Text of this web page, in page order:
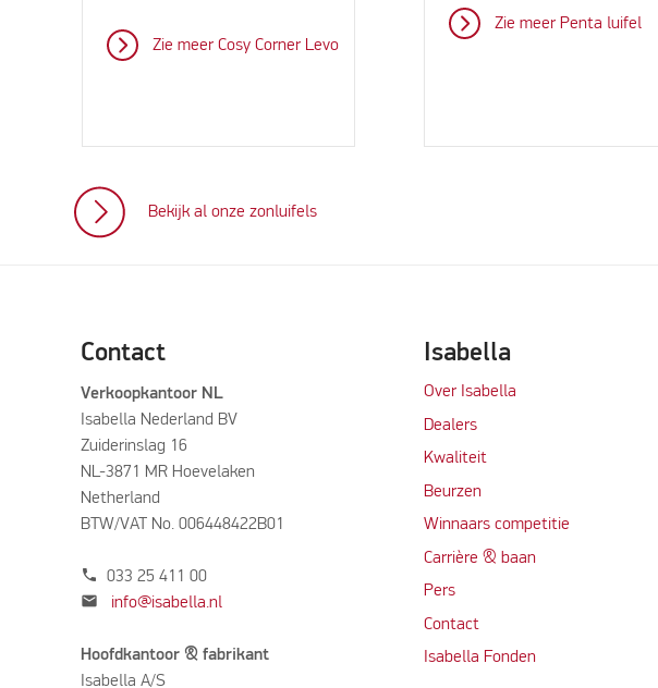
Zie meer Cosy Corner Levo
Zie meer Penta luifel
Bekijk al onze zonluifels
Contact
Verkoopkantoor NL
Isabella Nederland BV
Zuiderinslag 16
NL-3871 MR Hoevelaken
Netherland
BTW/VAT No. 006448422B01
phone 033 25 411 00
mail info@isabella.nl
Hoofdkantoor & fabrikant
Isabella A/S
Isabella
Over Isabella
Dealers
Kwaliteit
Beurzen
Winnaars competitie
Carrière & baan
Pers
Contact
Isabella Fonden